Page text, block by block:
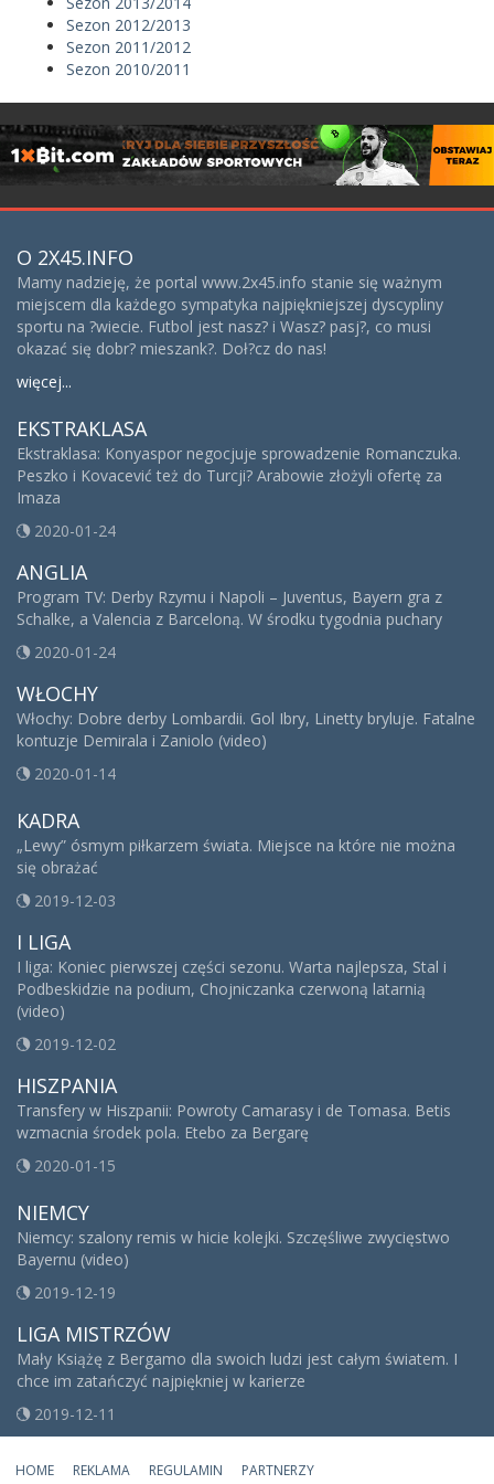
Sezon 2012/2013
Sezon 2011/2012
Sezon 2010/2011
O 2X45.INFO
Mamy nadzieję, że portal www.2x45.info stanie się ważnym
miejscem dla każdego sympatyka najpiękniejszej dyscypliny
sportu na ?wiecie. Futbol jest nasz? i Wasz? pasj?, co musi
okazać się dobr? mieszank?. Doł?cz do nas!
więcej...
EKSTRAKLASA
Ekstraklasa: Konyaspor negocjuje sprowadzenie Romanczuka.
Peszko i Kovacević też do Turcji? Arabowie złożyli ofertę za
Imaza
2020-01-24
ANGLIA
Program TV: Derby Rzymu i Napoli – Juventus, Bayern gra z
Schalke, a Valencia z Barceloną. W środku tygodnia puchary
2020-01-24
WŁOCHY
Włochy: Dobre derby Lombardii. Gol Ibry, Linetty bryluje. Fatalne
kontuzje Demirala i Zaniolo (video)
2020-01-14
KADRA
„Lewy” ósmym piłkarzem świata. Miejsce na które nie można
się obrażać
2019-12-03
I LIGA
I liga: Koniec pierwszej części sezonu. Warta najlepsza, Stal i
Podbeskidzie na podium, Chojniczanka czerwoną latarnią
(video)
2019-12-02
HISZPANIA
Transfery w Hiszpanii: Powroty Camarasy i de Tomasa. Betis
wzmacnia środek pola. Etebo za Bergarę
2020-01-15
NIEMCY
Niemcy: szalony remis w hicie kolejki. Szczęśliwe zwycięstwo
Bayernu (video)
2019-12-19
LIGA MISTRZÓW
Mały Książę z Bergamo dla swoich ludzi jest całym światem. I
chce im zatańczyć najpiękniej w karierze
2019-12-11
HOME REKLAMA REGULAMIN PARTNERZY